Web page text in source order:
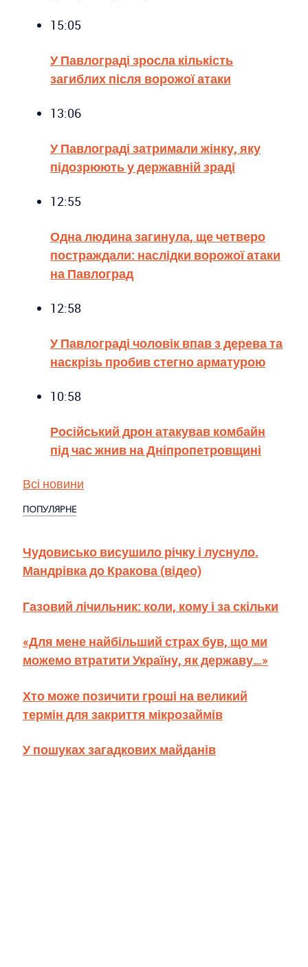
15:05
У Павлограді зросла кількість
загиблих після ворожої атаки
13:06
У Павлограді затримали жінку, яку
підозрюють у державній зраді
12:55
Одна людина загинула, ще четверо
постраждали: наслідки ворожої атаки
на Павлоград
12:58
У Павлограді чоловік впав з дерева та
наскрізь пробив стегно арматурою
10:58
Російський дрон атакував комбайн
під час жнив на Дніпропетровщині
Всі новини
ПОПУЛЯРНЕ
Чудовисько висушило річку і луснуло.
Мандрівка до Кракова (відео)
Газовий лічильник: коли, кому і за скільки
«Для мене найбільший страх був, що ми
можемо втратити Україну, як державу…»
Хто може позичити гроші на великий
термін для закриття мікрозаймів
У пошуках загадкових майданів